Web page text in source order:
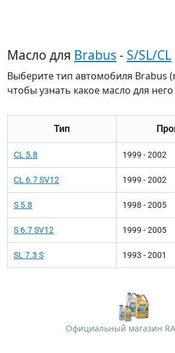
Масло для Brabus - S/SL/CL
Выберите тип автомобиля Brabus
чтобы узнать какое масло для
Тип
CL 5.8 1999 - 2002
CL 6.7 SV12 1999 - 2002
S 5.8 1998 - 2005
S 6.7 SV12 1999 - 2005
SL 7.3 S 1993 - 2001
Официальный магазин